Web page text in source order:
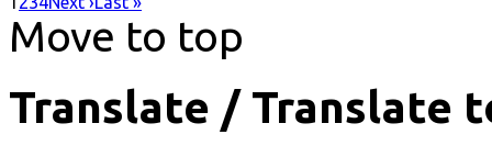
Move to top
Translate / Translate